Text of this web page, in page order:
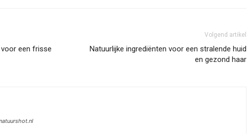
een frisse
Volgend artikel
Natuurlijke ingrediënten voor een stralende huid
en gezond haar